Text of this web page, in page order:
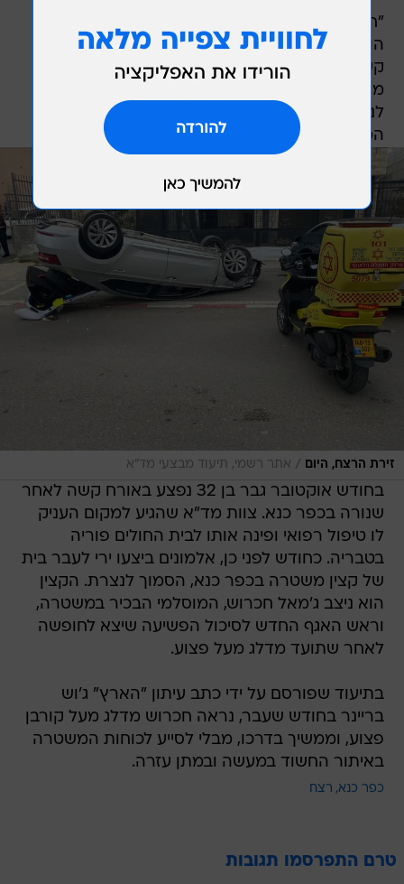
"חילצנו אותו במהירות וביצענו בו בדיקות רפואיות,
הוא היה ללא דופק וללא נשימה ועם חבלת ראש
קשה מאוד. התחלנו לבצע בו פעולות החייאה
מתקדמות שכללו עיסויים והנשמות, הכנסנו אותו
לניידת הטיפול הנמרץ ופינינו אותו לבית החולים תוך
המשך ביצוע פעולות החייאה כשמצבו קריטי".
זירת הרצח, היום / אתר רשמי, תיעוד מבצעי מד"א
בחודש אוקטובר גבר בן 32 נפצע באורח קשה לאחר
שנורה בכפר כנא. צוות מד"א שהגיע למקום העניק
לו טיפול רפואי ופינה אותו לבית החולים פוריה
בטבריה. כחודש לפני כן, אלמונים ביצעו ירי לעבר בית
של קצין משטרה בכפר כנא, הסמוך לנצרת. הקצין
הוא ניצב ג'מאל חכרוש, המוסלמי הבכיר במשטרה,
וראש האגף החדש לסיכול הפשיעה שיצא לחופשה
לאחר שתועד מדלג מעל פצוע.
בתיעוד שפורסם על ידי כתב עיתון "הארץ" ג'וש
בריינר בחודש שעבר, נראה חכרוש מדלג מעל קורבן
פצוע, וממשיך בדרכו, מבלי לסייע לכוחות המשטרה
באיתור החשוד במעשה ובמתן עזרה.
כפר כנא רצח
טרם התפרסמו תגובות